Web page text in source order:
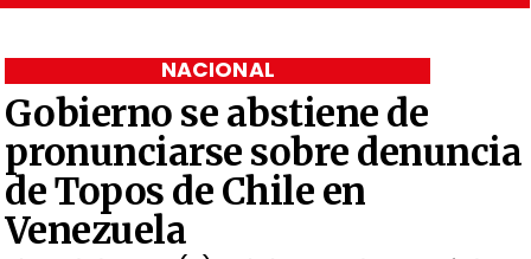
Gobierno se abstiene de
pronunciarse sobre denuncia
de Topos de Chile en
Venezuela
NACIONAL